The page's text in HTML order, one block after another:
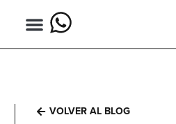
VOLVER AL BLOG